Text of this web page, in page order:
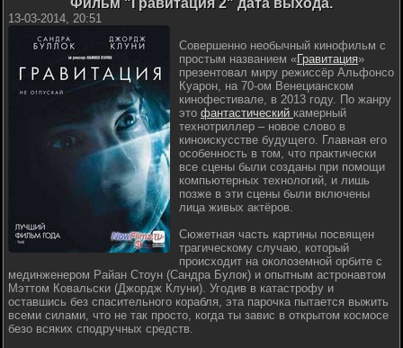
Фильм "Гравитация 2" дата выхода.
13-03-2014, 20:51
Совершенно необычный кинофильм с
простым названием «Гравитация»
презентовал миру режиссёр Альфонсо
Куарон, на 70-ом Венецианском
кинофестивале, в 2013 году. По жанру
это фантастический камерный
технотриллер – новое слово в
киноискусстве будущего. Главная его
особенность в том, что практически
все сцены были созданы при помощи
компьютерных технологий, и лишь
позже в эти сцены были включены
лица живых актёров.
Сюжетная часть картины посвящен
трагическому случаю, который
происходит на околоземной орбите с
мединженером Райан Стоун (Сандра Булок) и опытным астронавтом
Мэттом Ковальски (Джордж Клуни). Угодив в катастрофу и
оставшись без спасительного корабля, эта парочка пытается выжить
всеми силами, что не так просто, когда ты завис в открытом космосе
безо всяких сподручных средств.